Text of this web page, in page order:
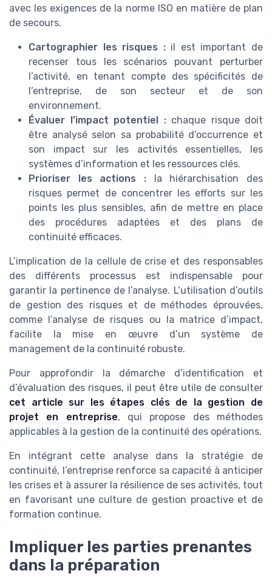
avec les exigences de la norme ISO en matière de plan
de secours.
Cartographier les risques :il est important de
recenser tous les scénarios pouvant perturber
l’activité, en tenant compte des spécificités de
l’entreprise, de son secteur et de son
environnement.
Évaluer l’impact potentiel :chaque risque doit
être analysé selon sa probabilité d’occurrence et
son impact sur les activités essentielles, les
systèmes d’information et les ressources clés.
Prioriser les actions : la hiérarchisation des
risques permet de concentrer les efforts sur les
points les plus sensibles, afin de mettre en place
des procédures adaptées et des plans de
continuité efficaces.
L’implication de la cellule de crise et des responsables
des différents processus est indispensable pour
garantir la pertinence de l’analyse. L’utilisation d’outils
de gestion des risques et de méthodes éprouvées,
comme l’analyse de risques ou la matrice d’impact,
facilite la mise en œuvre d’un système de
management de la continuité robuste.
Pour approfondir la démarche d’identification et
d’évaluation des risques, il peut être utile de consulter
cet article sur les étapes clés de la gestion de
projet en entreprise, qui propose des méthodes
applicables à la gestion de la continuité des opérations.
En intégrant cette analyse dans la stratégie de
continuité, l’entreprise renforce sa capacité à anticiper
les crises et à assurer la résilience de ses activités, tout
en favorisant une culture de gestion proactive et de
formation continue.
Impliquer les parties prenantes
dans la préparation